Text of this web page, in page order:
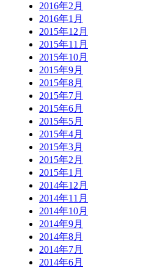
2016年2月
2016年1月
2015年12月
2015年11月
2015年10月
2015年9月
2015年8月
2015年7月
2015年6月
2015年5月
2015年4月
2015年3月
2015年2月
2015年1月
2014年12月
2014年11月
2014年10月
2014年9月
2014年8月
2014年7月
2014年6月